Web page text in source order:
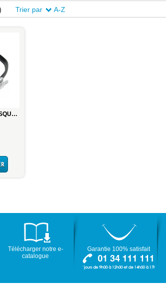
Trier par A-Z
ADAPTATEUR POUR MICROCASQUE RJ-9 / 2 JACK 3.5
Télécharger notre e-
catalogue
Garantie 100% satisfait